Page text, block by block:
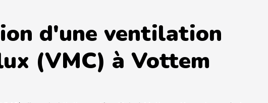
d'une ventilation
(VMC) à Vottem